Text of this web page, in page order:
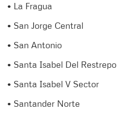
• La Fragua
• San Jorge Central
• San Antonio
• Santa Isabel Del Restrepo
• Santa Isabel V Sector
• Santander Norte